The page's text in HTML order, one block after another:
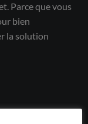
Parce que vous
bien
la solution